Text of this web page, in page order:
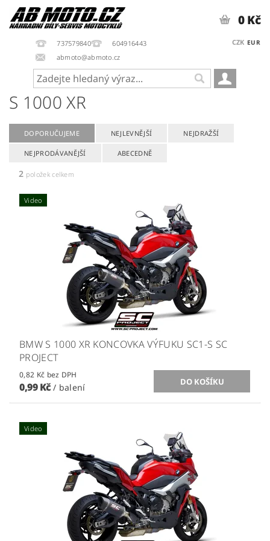
737579840
604916443
abmoto@abmoto.cz
CZK EUR
0 Kč
S 1000 XR
DOPORUČUJEME NEJLEVNĚJŠÍ NEJDRAŽŠÍ
NEJPRODÁVANĚJŠÍ ABECEDNĚ
2 položek celkem
Video
BMW S 1000 XR KONCOVKA VÝFUKU SC1-S SC
PROJECT
0,82 Kč bez DPH
0,99 Kč/ balení
Video